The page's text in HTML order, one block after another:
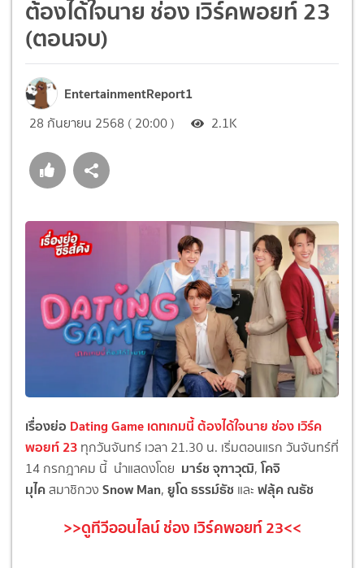
ต้องได้ใจนาย ช่อง เวิร์คพอยท์ 23
(ตอนจบ)
EntertainmentReport1
28 กันยายน 2568 ( 20:00 ) 2.1K
เรื่องย่อ Dating Game เดทเกมนี้ ต้องได้ใจนาย ช่อง เวิร์ค
พอยท์ 23 ทุกวันจันทร์ เวลา 21.30 น. เริ่มตอนแรก วันจันทร์ที่
14 กรกฎาคม นี้ นำแสดงโดย มาร์ช จุฑาวุฒิ,โคจิ
มุไคสมาชิกวง Snow Man, ยูโด ธรรม์ธัช และ ฟลุ้ค ณธัช
>>ดูทีวีออนไลน์ ช่อง เวิร์คพอยท์ 23<<